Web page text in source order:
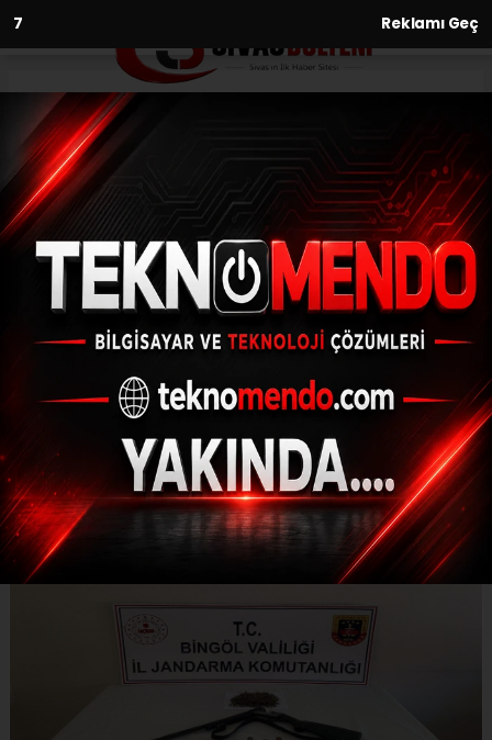
6 Reklamı Geç
Anasayfa Asayiş
Bingöl’de uyuşturucu madde
ve silah ele geçirildi: 2 gözaltı
(İHA) - İhlas Haber Ajansı | 31.07.2024 - 14:02, Güncelleme: 31.07.2024
- 13:52
Bingöl’de uyuşturucu madde ve silah ele
geçirildi: 2 gözaltı
ABONE OL